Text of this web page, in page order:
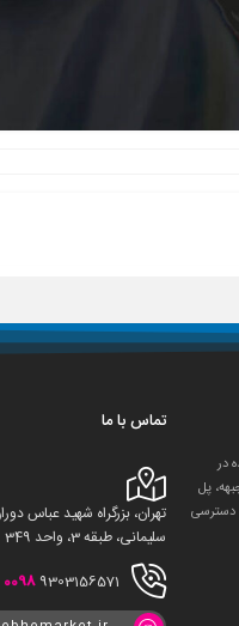
در
پل
دسترسی
تماس با ما
تهران، بزرگراه شهید عباس
سلیمانی، طبقه 3، واحد 349
0098 9303156571